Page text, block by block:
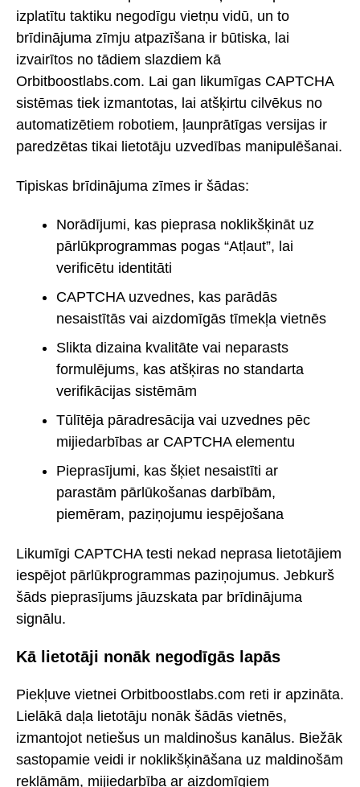
izplatītu taktiku negodīgu vietņu vidū, un to
brīdinājuma zīmju atpazīšana ir būtiska, lai
izvairītos no tādiem slazdiem kā
Orbitboostlabs.com. Lai gan likumīgas CAPTCHA
sistēmas tiek izmantotas, lai atšķirtu cilvēkus no
automatizētiem robotiem, ļaunprātīgas versijas ir
paredzētas tikai lietotāju uzvedības manipulēšanai.
Tipiskas brīdinājuma zīmes ir šādas:
Norādījumi, kas pieprasa noklikšķināt uz
pārlūkprogrammas pogas “Atļaut”, lai
verificētu identitāti
CAPTCHA uzvednes, kas parādās
nesaistītās vai aizdomīgās tīmekļa vietnēs
Slikta dizaina kvalitāte vai neparasts
formulējums, kas atšķiras no standarta
verifikācijas sistēmām
Tūlītēja pāradresācija vai uzvednes pēc
mijiedarbības ar CAPTCHA elementu
Pieprasījumi, kas šķiet nesaistīti ar
parastām pārlūkošanas darbībām,
piemēram, paziņojumu iespējošana
Likumīgi CAPTCHA testi nekad neprasa lietotājiem
iespējot pārlūkprogrammas paziņojumus. Jebkurš
šāds pieprasījums jāuzskata par brīdinājuma
signālu.
Kā lietotāji nonāk negodīgās lapās
Piekļuve vietnei Orbitboostlabs.com reti ir apzināta.
Lielākā daļa lietotāju nonāk šādās vietnēs,
izmantojot netiešus un maldinošus kanālus. Biežāk
sastopamie veidi ir noklikšķināšana uz maldinošām
reklāmām, mijiedarbība ar aizdomīgiem